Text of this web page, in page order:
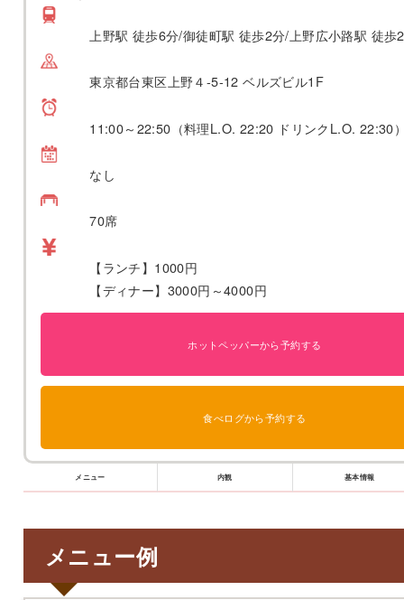
メニュー 内観 基本情報
上野駅 徒歩6分/御徒町駅 徒歩2分/上野広小路駅 徒歩
東京都台東区上野４-5-12 ベルズビル1F
11:00～22:50（料理L.O. 22:20 ドリンクL.O. 22:30
なし
70席
【ランチ】1000円
【ディナー】3000円～4000円
ホットペッパーから予約する
食べログから予約する
メニュー例